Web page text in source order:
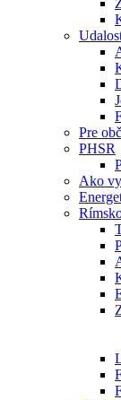
Pre
PHSR
Ako